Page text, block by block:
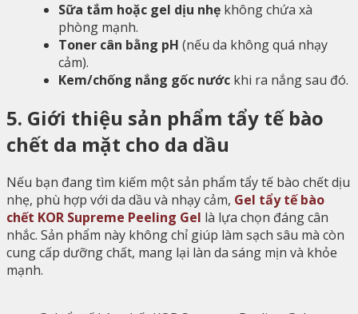
Sữa tắm hoặc gel dịu nhẹ không chứa xà
phòng mạnh.
Toner cân bằng pH (nếu da không quá nhạy
cảm).
Kem/chống nắng gốc nước khi ra nắng sau đó.
5. Giới thiệu sản phẩm tẩy tế bào
chết da mặt cho da dầu
Nếu bạn đang tìm kiếm một sản phẩm tẩy tế bào chết dịu
nhẹ, phù hợp với da dầu và nhạy cảm, Gel tẩy tế bào
chết KOR Supreme Peeling Gel là lựa chọn đáng cân
nhắc. Sản phẩm này không chỉ giúp làm sạch sâu mà còn
cung cấp dưỡng chất, mang lại làn da sáng mịn và khỏe
mạnh.